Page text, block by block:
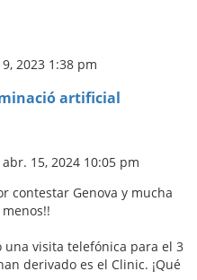
2023 1:38 pm
artificial
15, 2024 10:05 pm
contestar Genova y mucha
visita telefónica para el 3
derivado es el Clinic. ¡Qué